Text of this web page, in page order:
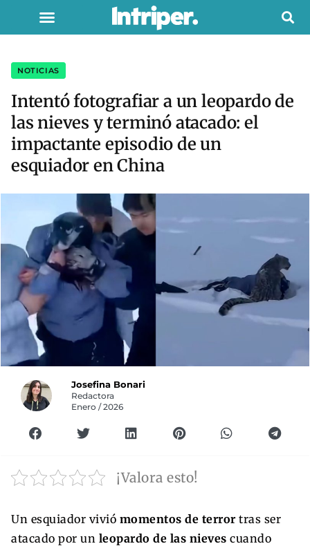
NOTICIAS
Intentó fotografiar a un leopardo de
las nieves y terminó atacado: el
impactante episodio de un
esquiador en China
Josefina Bonari
Redactora
Enero / 2026
¡Valora esto!
Un esquiador vivió momentos de terrortras ser
atacado por un leopardo de las nieves cuando